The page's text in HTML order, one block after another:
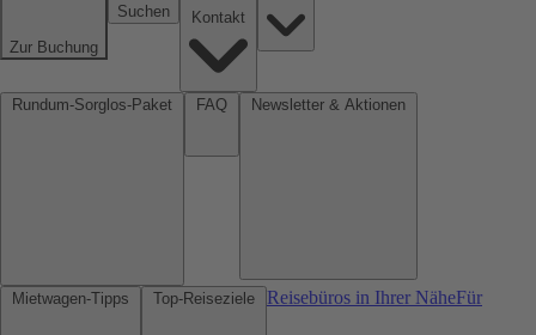
Zur Buchung
Suchen
Reisebüros in Ihrer NäheFür